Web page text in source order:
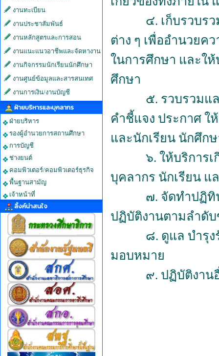
งานทะเบียน
งานประชาสัมพันธ์
งานหลักสูตรและการสอน
งานแนะแนวอาชีพและจัดหางาน
งานกิจกรรมนักเรียนนักศึกษา
งานศูนย์ข้อมูลและสารสนเทศ
งานการเงิน/งานบัญชี
ฝ่ายบริหารและบุคลากร
ฝ่ายบริหาร
รองผู้อำนวยการสถานศึกษา
การบัญชี
ช่างยนต์
คอมพิวเตอร์/คอมพิวเตอร์ธุรกิจ
พื้นฐานสามัญ
เจ้าหน้าที่
ลิ้งค์น่าสนใจ
๔. เก็บรวบร
ต่าง ๆ เพื่ออำนวยค
ในการศึกษา และใ
ศึกษา
๕. รวบรวมแ
คำชี้แจง ประกาศ ใ
และนักเรียน นักศึก
๖. ให้บริการ
บุคลากร นักเรียน แ
๗. จัดทำปฏิทิ
ปฏิบัติงานตามลำดั
๘. ดูแล บำรุ
มอบหมาย
๙. ปฏิบัติงานอื่น